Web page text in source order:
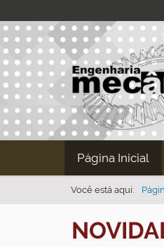
Página Inicial
Você está aqui: